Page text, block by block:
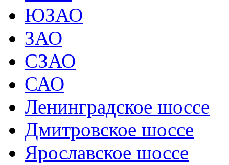
ЮЗАО
ЗАО
СЗАО
САО
Ленинградское шоссе
Дмитровское шоссе
Ярославское шоссе